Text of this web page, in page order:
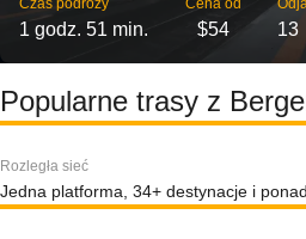
Czas podróży
1 godz. 51 min.
Cena od
$54 13
Popularne trasy z
Rozległa sieć
Jedna platforma, 34+ destynacje i